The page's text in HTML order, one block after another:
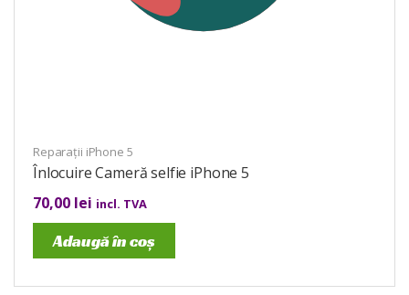
Reparații iPhone 5
Înlocuire Cameră selfie iPhone 5
70,00 lei incl. TVA
Adaugă în coș